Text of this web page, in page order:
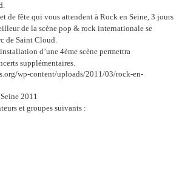
de fête qui vous attendent à Rock en Seine, 3 jours
de la scène pop & rock internationale se
de Saint Cloud.
d’une 4ème scène permettra
supplémentaires.
2011
et groupes suivants :